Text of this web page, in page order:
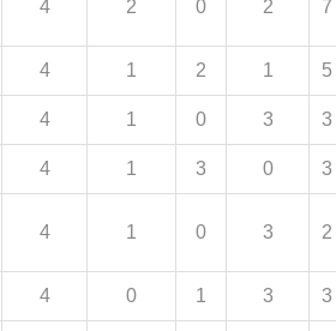
4 2 0 2 7
4 1 2 1 5
4 1 0 3 3
4 1 3 0 3
4 1 0 3 2
4 0 1 3 3